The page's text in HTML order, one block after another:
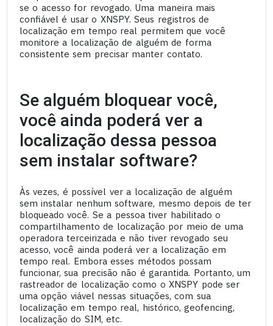
se o acesso for revogado. Uma maneira mais
confiável é usar o XNSPY. Seus registros de
localização em tempo real permitem que você
monitore a localização de alguém de forma
consistente sem precisar manter contato.
Se alguém bloquear você,
você ainda poderá ver a
localização dessa pessoa
sem instalar software?
Às vezes, é possível ver a localização de alguém
sem instalar nenhum software, mesmo depois de ter
bloqueado você. Se a pessoa tiver habilitado o
compartilhamento de localização por meio de uma
operadora terceirizada e não tiver revogado seu
acesso, você ainda poderá ver a localização em
tempo real. Embora esses métodos possam
funcionar, sua precisão não é garantida. Portanto, um
rastreador de localização como o XNSPY pode ser
uma opção viável nessas situações, com sua
localização em tempo real, histórico, geofencing,
localização do SIM, etc.